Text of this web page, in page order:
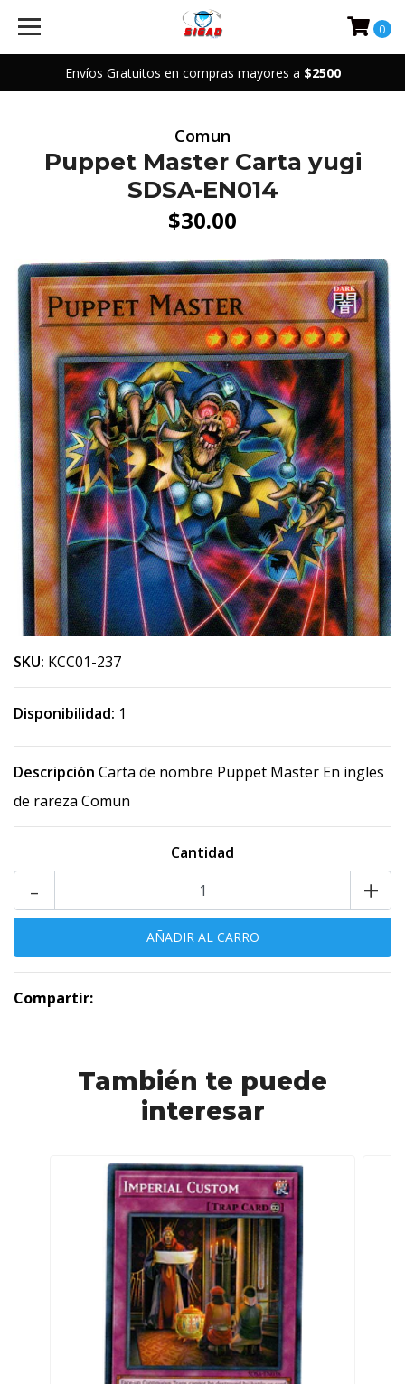
Envíos Gratuitos en compras mayores a $2500
0
Comun
Puppet Master Carta yugi
SDSA-EN014
$30.00
SKU: KCC01-237
Disponibilidad: 1
Descripción Carta de nombre Puppet Master En ingles
de rareza Comun
Cantidad
+
-
Compartir:
También te puede
interesar